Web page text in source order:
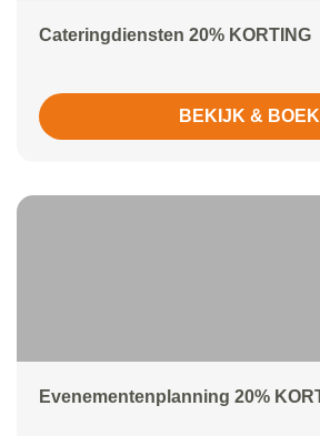
Cateringdiensten 20% KORTING
BEKIJK & BOEK
Evenementenplanning 20%